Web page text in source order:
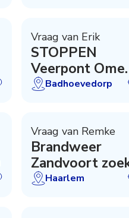
Vraag van Erik
STOPPEN
Veerpont Ome
Piet - Hoe nu
Badhoevedorp
Vraag van Remke
Brandweer
Zandvoort
vrijwilligers
Haarlem